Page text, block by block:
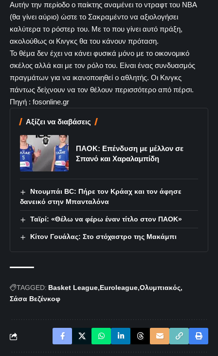
Αυτήν την περίοδο ο παίκτης αναμένει το ντραφτ του ΝΒΑ
(θα γίνει αύριο) ώστε το Σακραμέντο να αξιολογήσει
καλύτερα το ρόστερ του. Με το που γίνει αυτό πράξη,
ακολούθως οι Κινγκς θα του κάνουν πρόταση.
Το θέμα δεν έχει να κάνει φυσικά μόνο με το οικονομικό
σκέλος αλλά και με τον ρόλο του. Είναι ένας συνδυασμός
πραγμάτων για να ικανοποιηθεί ο αθλητής. Οι Κινγκς
πάντως δείχνουν να τον θέλουν περισσότερο από πέρσι.
Πηγή : fosonline.gr
Αξίζει να διαβάσεις
ΠΑΟΚ: Επένδυση με μέλλον σε
Σπανό και Χαραλαμπίδη
Ντουμπάι BC: Πήρε τον Κράαχ και τον άφησε
δανεικό στην Μπανταλόνα
Ταϊρί: «Θέλω να φέρω έναν τίτλο στον ΠΑΟΚ»
Κίτον Γουάλας: Στο στόχαστρο της Μακάμπι
TAGGED: Basket League Euroleague Ολυμπιακός
Σάσα Βεζένκοφ